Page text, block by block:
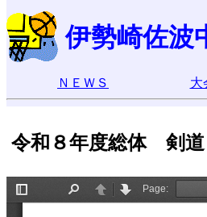
伊勢崎佐波
ＮＥＷＳ 大
令和８年度総体 剣